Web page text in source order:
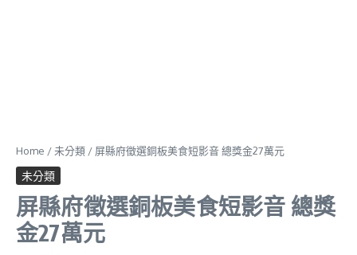
Home /未分類 / 屏縣府徵選銅板美食短影音 總獎金27萬元
未分類
屏縣府徵選銅板美食短影音 總獎
金27萬元